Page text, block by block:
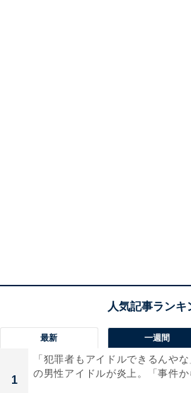
最新 一週間
1
「犯罪者もアイドルできるんや
の男性アイドルが炎上。「事件